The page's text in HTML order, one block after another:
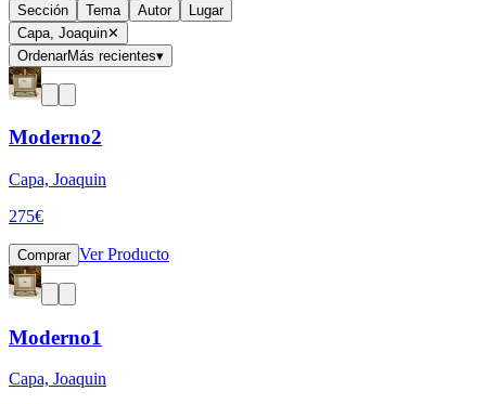
Sección
Tema Autor
Lugar
Capa, Joaquin✕
OrdenarMás recientes▾
Moderno2
Capa, Joaquin
275€
Comprar Ver Producto
Moderno1
Capa, Joaquin